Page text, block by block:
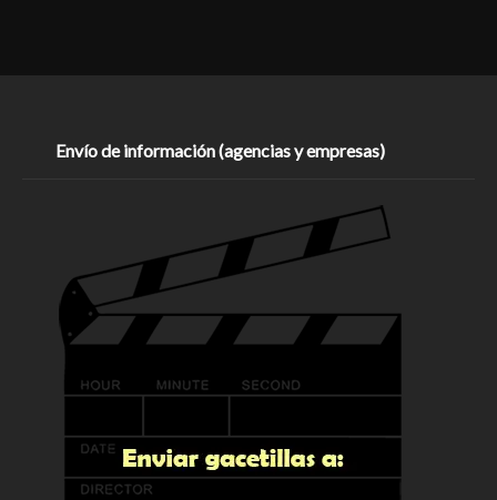
Envío de información (agencias y empresas)